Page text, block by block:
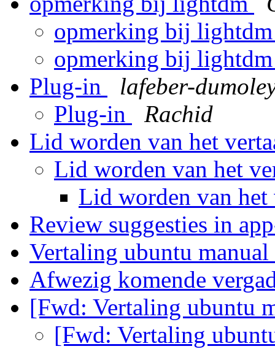
opmerking bij
opmerking bij
Plug-in
lafeber-
Plug-in
Rachid
Lid worden van het
Lid worden van het
Lid worden van
Review suggesties in
Vertaling ubuntu manual
Afwezig komende
[Fwd: Vertaling ubuntu
[Fwd: Vertaling